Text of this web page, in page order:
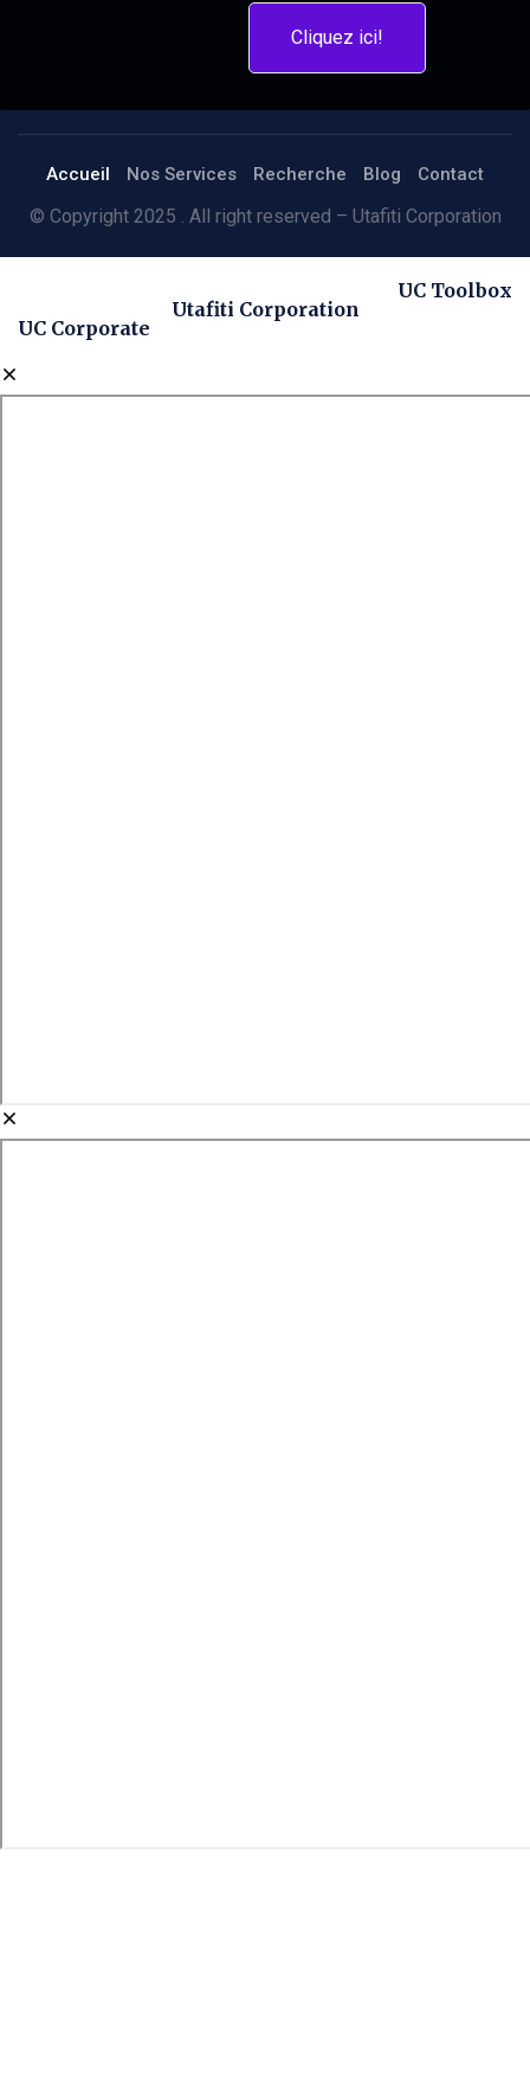
Cliquez ici!
Accueil Nos Services Recherche Blog Contact
© Copyright 2025 . All right reserved – Utafiti Corporation
UC Toolbox
Utafiti Corporation
UC Corporate